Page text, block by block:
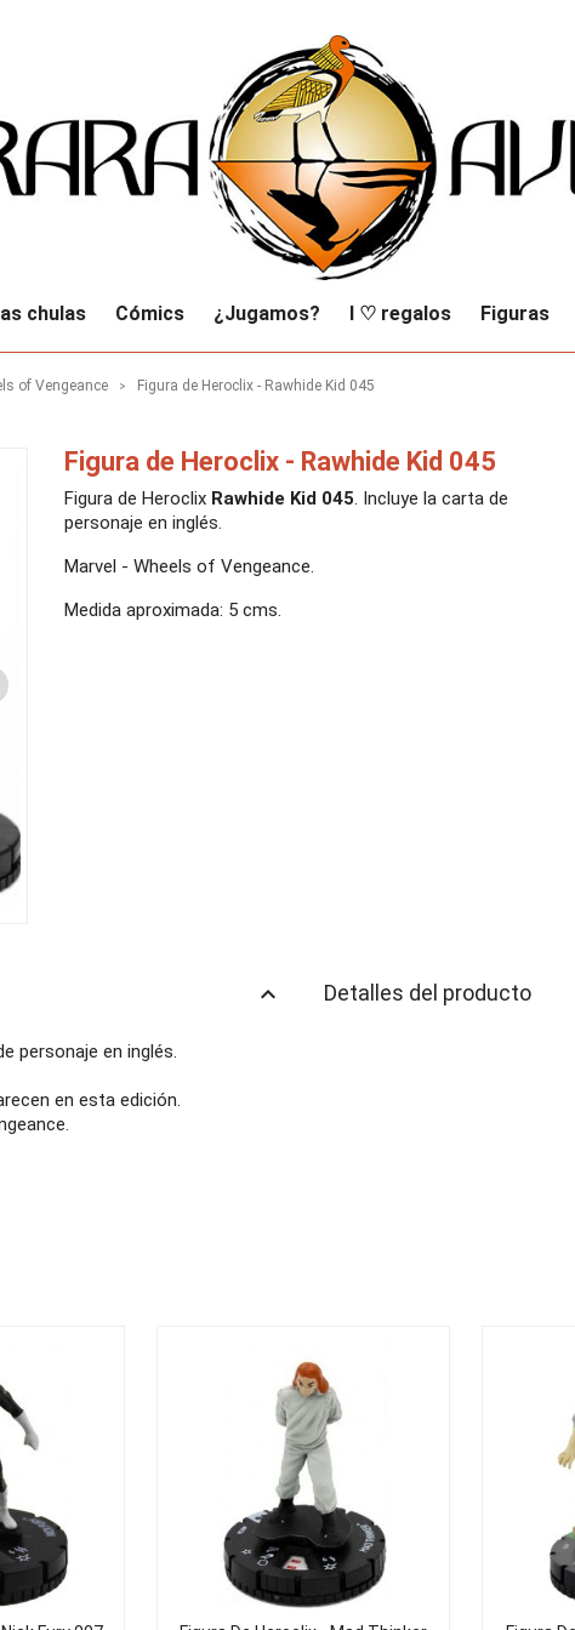
chulas Cómics ¿Jugamos? I ♡ regalos Figuras
of Vengeance Figura de Heroclix - Rawhide Kid 045
Figura de Heroclix - Rawhide Kid 045
Figura de Heroclix Rawhide Kid 045. Incluye la carta de
personaje en inglés.
Marvel - Wheels of Vengeance.
Medida aproximada: 5 cms.
keyboard_arrow_up
personaje en inglés.
en esta edición.
Detalles del producto